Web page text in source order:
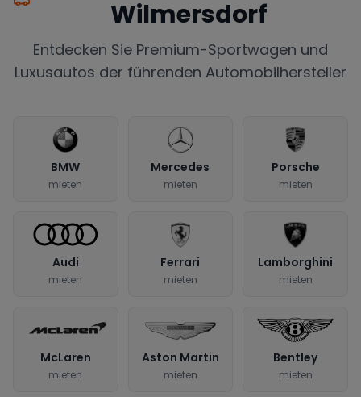
Wilmersdorf
Entdecken Sie Premium-Sportwagen und
Luxusautos der führenden Automobilhersteller
BMW
mieten
Mercedes
mieten
Porsche
mieten
Audi
mieten
Ferrari
mieten
Lamborghini
mieten
McLaren
mieten
Aston Martin
mieten
Bentley
mieten